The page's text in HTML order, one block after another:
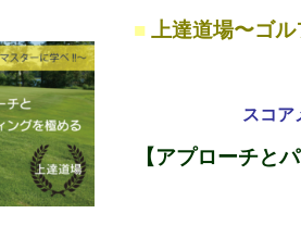
■上達道場〜ゴ
スコア
【アプローチと